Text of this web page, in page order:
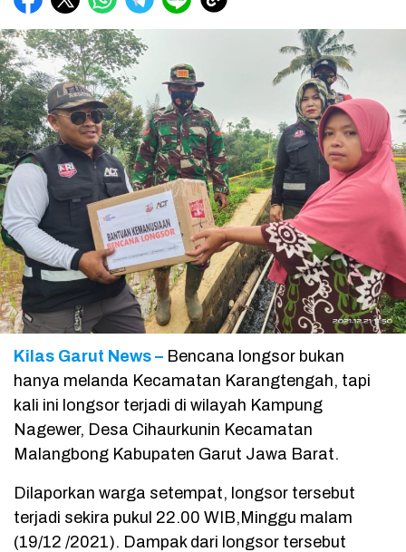
Kilas Garut News – Bencana longsor bukan
hanya melanda Kecamatan Karangtengah, tapi
kali ini longsor terjadi di wilayah Kampung
Nagewer, Desa Cihaurkunin Kecamatan
Malangbong Kabupaten Garut Jawa Barat.
Dilaporkan warga setempat, longsor tersebut
terjadi sekira pukul 22.00 WIB,Minggu malam
(19/12 /2021). Dampak dari longsor tersebut